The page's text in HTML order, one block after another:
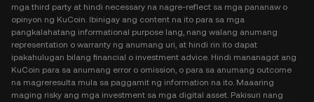
mga third party at hindi necessary na nagre-reflect sa mga pananaw o
opinyon ng KuCoin. Ibinigay ang content na ito para sa mga
pangkalahatang informational purpose lang, nang walang anumang
representation o warranty ng anumang uri, at hindi rin ito dapat
ipakahulugan bilang financial o investment advice. Hindi mananagot ang
KuCoin para sa anumang error o omission, o para sa anumang outcome
na magreresulta mula sa paggamit ng information na ito. Maaaring
maging risky ang mga investment sa mga digital asset. Pakisuri nang